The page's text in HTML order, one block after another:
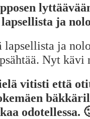
ja
ja
Nyt kävi
vitisti että
odotellessa.